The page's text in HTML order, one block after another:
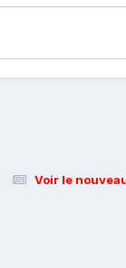
Voir le